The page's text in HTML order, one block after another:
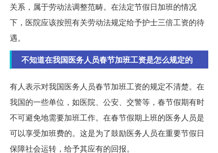
关系，属于劳动法调整范畴。在法定节假日加班的情况
下，医院应该按照有关劳动法规定给予护士三倍工资的待
遇。
不知道在我国医务人员春节加班工资是怎么规定的
有人表示对我国医务人员春节加班工资的规定不清楚。在
我国的一些单位，如医院、公安、交警等，春节假期有时
不可避免地需要加班工作。在春节假期上班的医务人员是
可以享受加班费的。这是为了鼓励医务人员在重要节假日
保障社会运转，给予其应有的回报。